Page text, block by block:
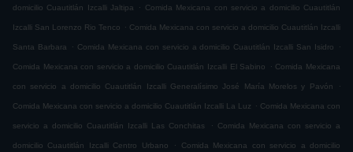
domicilio Cuautitlán Izcalli Jaltipa . Comida Mexicana con servicio a domicilio Cuautitlán
Izcalli San Lorenzo Rio Tenco . Comida Mexicana con servicio a domicilio Cuautitlán Izcalli
Santa Barbara . Comida Mexicana con servicio a domicilio Cuautitlán Izcalli San Isidro .
Comida Mexicana con servicio a domicilio Cuautitlán Izcalli El Sabino . Comida Mexicana
con servicio a domicilio Cuautitlán Izcalli Generalísimo José María Morelos y Pavón .
Comida Mexicana con servicio a domicilio Cuautitlán Izcalli La Luz . Comida Mexicana con
servicio a domicilio Cuautitlán Izcalli Las Conchitas . Comida Mexicana con servicio a
domicilio Cuautitlán Izcalli Centro Urbano . Comida Mexicana con servicio a domicilio